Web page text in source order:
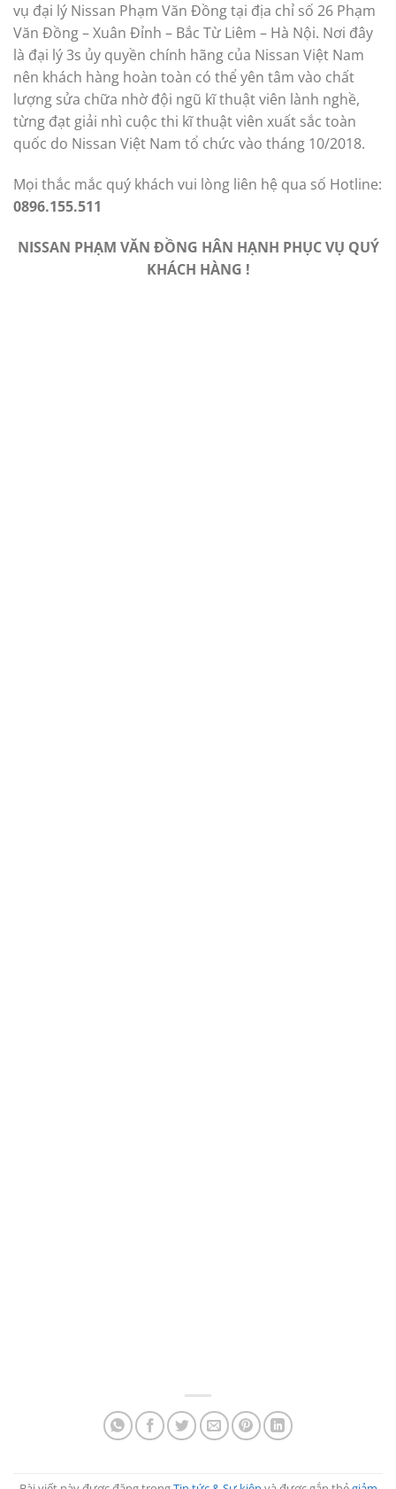
vụ đại lý Nissan Phạm Văn Đồng tại địa chỉ số 26 Phạm
Văn Đồng – Xuân Đỉnh – Bắc Từ Liêm – Hà Nội. Nơi đây
là đại lý 3s ủy quyền chính hãng của Nissan Việt Nam
nên khách hàng hoàn toàn có thể yên tâm vào chất
lượng sửa chữa nhờ đội ngũ kĩ thuật viên lành nghề,
từng đạt giải nhì cuộc thi kĩ thuật viên xuất sắc toàn
quốc do Nissan Việt Nam tổ chức vào tháng 10/2018.
Mọi thắc mắc quý khách vui lòng liên hệ qua số Hotline:
0896.155.511
NISSAN PHẠM VĂN ĐỒNG HÂN HẠNH PHỤC VỤ QUÝ
KHÁCH HÀNG !